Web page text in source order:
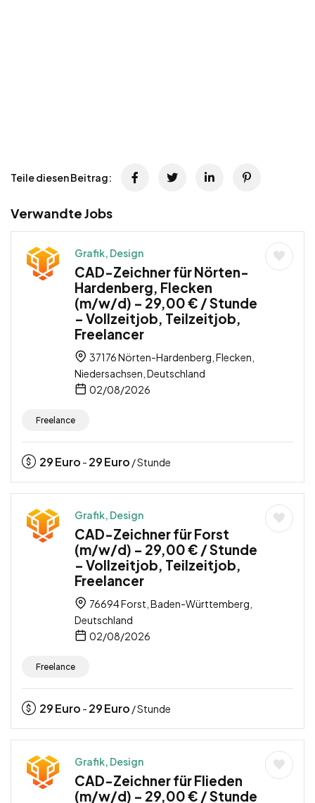
Teile diesen Beitrag:
Verwandte Jobs
Grafik, Design
CAD-Zeichner für Nörten-
Hardenberg, Flecken
(m/w/d) – 29,00 € / Stunde
– Vollzeitjob, Teilzeitjob,
Freelancer
37176 Nörten-Hardenberg, Flecken,
Niedersachsen, Deutschland
02/08/2026
Freelance
29Euro - 29Euro / Stunde
Grafik, Design
CAD-Zeichner für Forst
(m/w/d) – 29,00 € / Stunde
– Vollzeitjob, Teilzeitjob,
Freelancer
76694 Forst, Baden-Württemberg,
Deutschland
02/08/2026
Freelance
29Euro - 29Euro / Stunde
Grafik, Design
CAD-Zeichner für Flieden
(m/w/d) – 29,00 € / Stunde